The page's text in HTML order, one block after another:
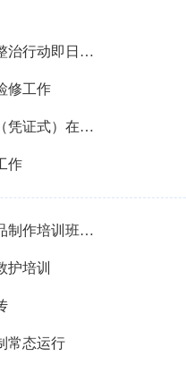
巴彦淖尔市电动自行车专项整治行动即日开始
修工作
2026年第三、四期储蓄国债（凭证式）在我市销售火爆
作
巴音乌兰苏木马皮画文创产品制作培训班开班
护培训
常态运行